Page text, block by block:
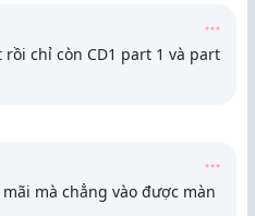
chỉ còn CD1 part 1 và part
mà chẳng vào được màn